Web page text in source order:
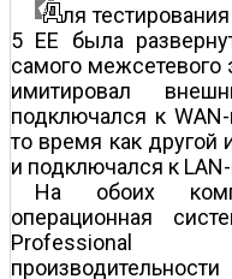
ля
5 EE была
самого межсетевого
имитировал
подключался к
то время как другой
и подключался к LAN-
На обоих
операционная
Professional